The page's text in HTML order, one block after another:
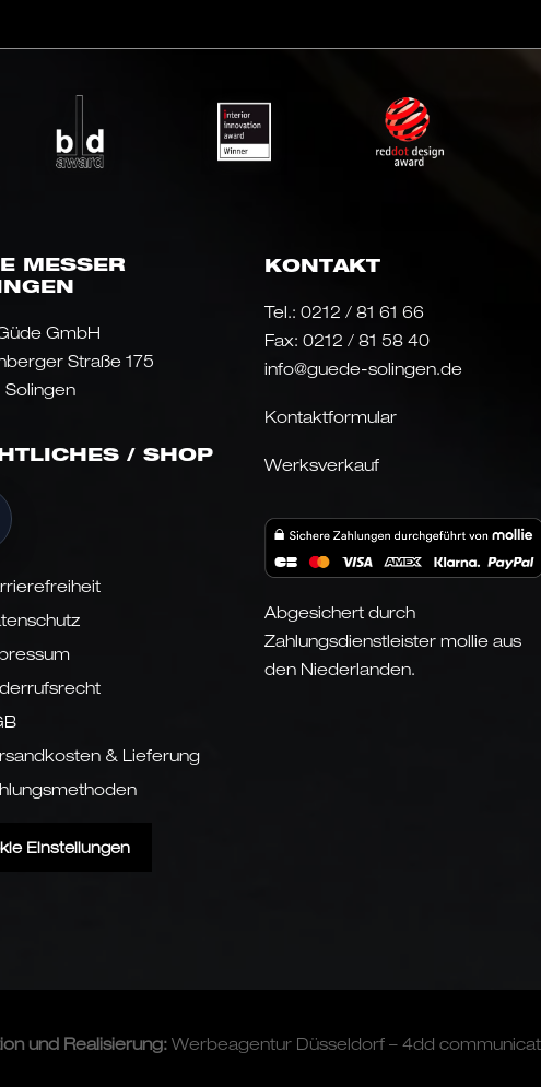
MESSER
GmbH
Straße 175
/ SHOP
& Lieferung
Einstellungen
KONTAKT
Tel.: 0212 / 81 61 66
Fax: 0212 / 81 58 40
info@guede-solingen.de
Kontaktformular
Werksverkauf
Abgesichert durch
Zahlungsdienstleister mollie aus
den Niederlanden.
und Realisierung: Werbeagentur Düsseldorf – 4dd